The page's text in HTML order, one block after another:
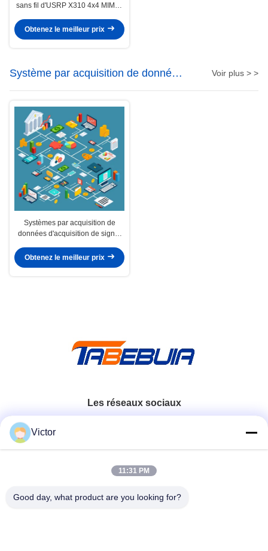
sans fil d'USRP X310 4x4 MIMO-
Obtenez le meilleur prix
Système par acquisition de données
de rf
Voir plus > >
Systèmes par acquisition de
données d'acquisition de signal
Obtenez le meilleur prix
Les réseaux sociaux
86--18062514745
Victor
11:31 PM
Good day, what product are you looking for?